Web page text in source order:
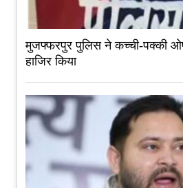
मुजफ्फरपुर पुलिस ने कच्ची-पक्की
हाजिर किया